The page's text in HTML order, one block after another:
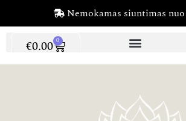
Nemokamas siuntimas nuo
€0.00 0